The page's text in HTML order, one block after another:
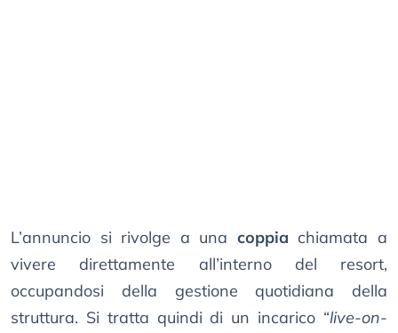
L’annuncio si rivolge a una coppia chiamata a
vivere direttamente all’interno del resort,
occupandosi della gestione quotidiana della
struttura. Si tratta quindi di un incarico “live-on-